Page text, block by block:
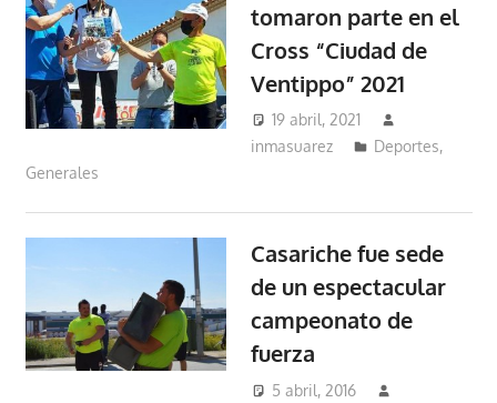
tomaron parte en el
Cross “Ciudad de
Ventippo” 2021
19 abril, 2021
inmasuarez
Deportes,
Generales
Casariche fue sede
de un espectacular
campeonato de
fuerza
5 abril, 2016